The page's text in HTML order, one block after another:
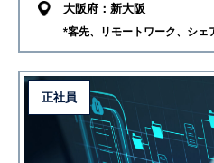
大阪府：新大阪
*客先、リモートワーク、シェ
正社員